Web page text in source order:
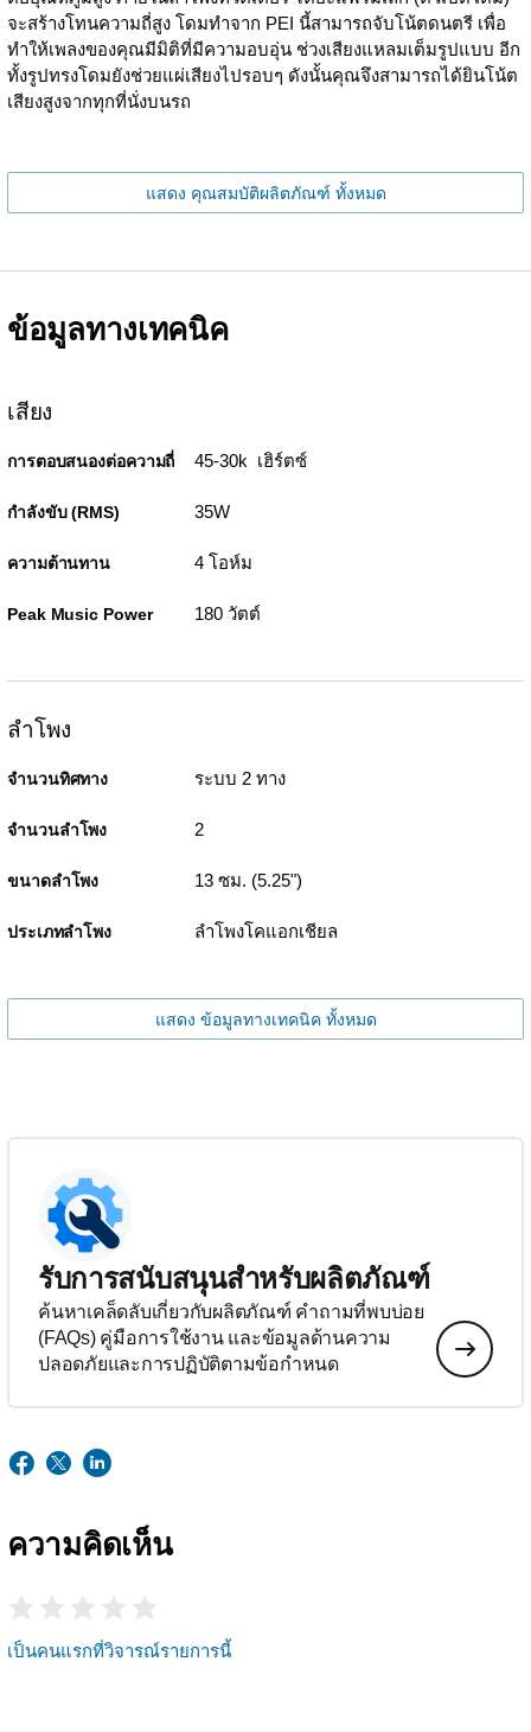
จะสร้างโทนความถี่สูง โดมทำจาก PEI นี้สามารถจับโน้ตดนตรี เพื่อ
ทำให้เพลงของคุณมีมิติที่มีความอบอุ่น ช่วงเสียงแหลมเต็มรูปแบบ อีก
ทั้งรูปทรงโดมยังช่วยแผ่เสียงไปรอบๆ ดังนั้นคุณจึงสามารถได้ยินโน้ต
เสียงสูงจากทุกที่นั่งบนรถ
แสดง คุณสมบัติผลิตภัณฑ์ ทั้งหมด
ข้อมูลทางเทคนิค
เสียง
การตอบสนองต่อความถี่ 45-30k เฮิร์ตซ์
กำลังขับ (RMS) 35W
ความต้านทาน 4 โอห์ม
Peak Music Power 180 วัตต์
ลำโพง
จำนวนทิศทาง ระบบ 2 ทาง
จำนวนลำโพง 2
ขนาดลำโพง 13 ซม. (5.25")
ประเภทลำโพง ลำโพงโคแอกเชียล
แสดง ข้อมูลทางเทคนิค ทั้งหมด
รับการสนับสนุนสำหรับผลิตภัณฑ์
ค้นหาเคล็ดลับเกี่ยวกับผลิตภัณฑ์ คำถามที่พบบ่อย
(FAQs) คู่มือการใช้งาน และข้อมูลด้านความ
ปลอดภัยและการปฏิบัติตามข้อกำหนด
ความคิดเห็น
เป็นคนแรกที่วิจารณ์รายการนี้